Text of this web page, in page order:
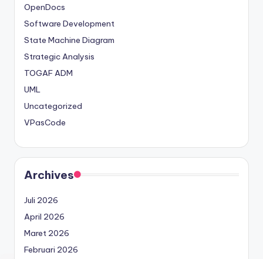
OpenDocs
Software Development
State Machine Diagram
Strategic Analysis
TOGAF ADM
UML
Uncategorized
VPasCode
Archives
Juli 2026
April 2026
Maret 2026
Februari 2026